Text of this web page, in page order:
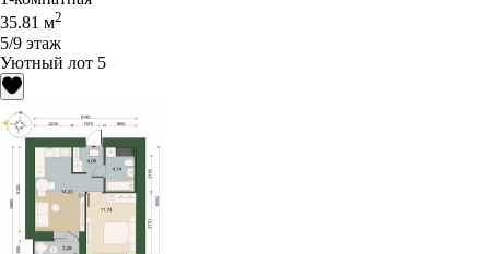
35.81 м2
5/9 этаж
Уютный лот 5